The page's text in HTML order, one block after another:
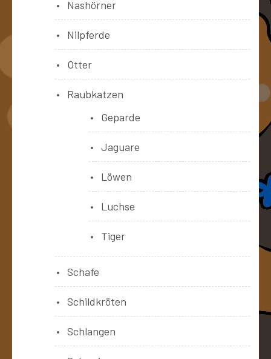
Nashörner
Nilpferde
Otter
Raubkatzen
Geparde
Jaguare
Löwen
Luchse
Tiger
Schafe
Schildkröten
Schlangen